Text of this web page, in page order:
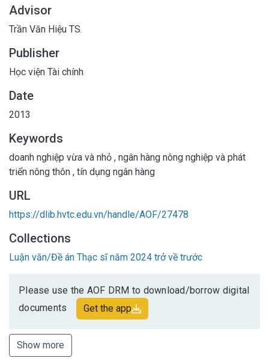
Advisor
Trần Văn Hiệu TS.
Publisher
Học viện Tài chính
Date
2013
Keywords
doanh nghiệp vừa và nhỏ , ngân hàng nông nghiệp và phát
triển nông thôn , tín dụng ngân hàng
URL
https://dlib.hvtc.edu.vn/handle/AOF/27478
Collections
Luận văn/Đề án Thạc sĩ năm 2024 trở về trước
Please use the AOF DRM to download/borrow digital
documents
Get the app
Show more